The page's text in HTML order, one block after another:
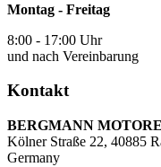
Montag - Freitag
8:00 - 17:00 Uhr
und nach Vereinbarung
Kontakt
BERGMANN
Kölner Straße 22, 40885
Germany